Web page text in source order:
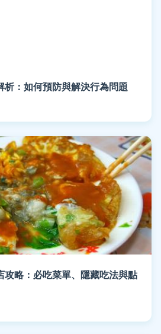
析：如何預防與解決行為問題
攻略：必吃菜單、隱藏吃法與點